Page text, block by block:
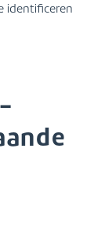
identificeren